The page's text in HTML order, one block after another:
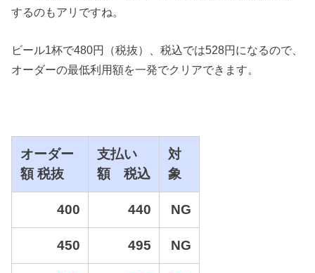
するのもアリですね。
ビール1杯で480円（税抜）、税込では528円になるので、
オーダーの最低利用額を一発でクリアできます。
オーダー
額 税抜
支払い
額 税込
対
象
400 440 NG
450 495 NG